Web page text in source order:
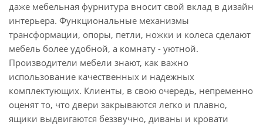
даже мебельная фурнитура вносит свой вклад в дизайн
интерьера. Функциональные механизмы
трансформации, опоры, петли, ножки и колеса сделают
мебель более удобной, а комнату - уютной.
Производители мебели знают, как важно
использование качественных и надежных
комплектующих. Клиенты, в свою очередь, непременно
оценят то, что двери закрываются легко и плавно,
ящики выдвигаются беззвучно, диваны и кровати